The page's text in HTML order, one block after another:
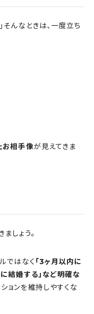
そんなときは、一度立ち
お相手像が見えてきま
しょう。
ではなく 「3ヶ月以内に
結婚する」など明確な
ョンを維持しやすくな